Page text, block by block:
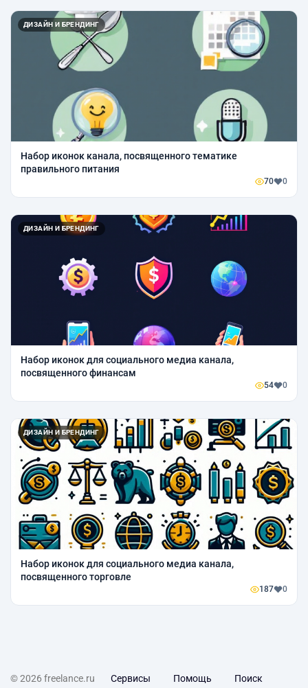
ДИЗАЙН И БРЕНДИНГ
Набор иконок канала, посвященного тематике
правильного питания
70 0
ДИЗАЙН И БРЕНДИНГ
Набор иконок для социального медиа канала,
посвященного финансам
54 0
ДИЗАЙН И БРЕНДИНГ
Набор иконок для социального медиа канала,
посвященного торговле
187 0
© 2026 freelance.ru Сервисы Помощь Поиск